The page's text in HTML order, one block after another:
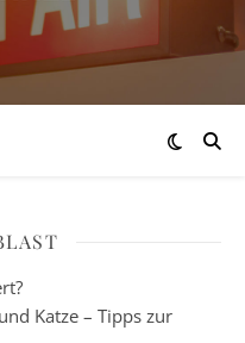
Katze – Tipps zur